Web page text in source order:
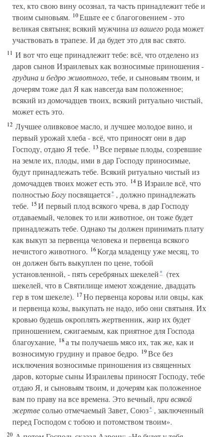
тех, кто свою вину осознал, та часть принадлежит тебе и
твоим сыновьям. 10Ешьте ее с благоговением - это
великая святыня; всякий мужчина из вашегорода может
участвовать в трапезе. И да будет это для вас свято.
11 И вот что еще принадлежит тебе: всё, что отделено из
даров сынов Израилевых как возносимые приношения -
грудина и бедро животного, тебе, и сыновьям твоим, и
дочерям тоже дал Я как навсегда вам положенное;
всякий из домочадцев твоих, всякий ритуально чистый,
может есть это.
12 Лучшее оливковое масло, и лучшее молодое вино, и
первый урожай хлеба - всё, что приносят они в дар
Господу, отдаю Я тебе. 13Все первые плоды, созревшие
на земле их, плоды, ими в дар Господу приносимые,
будут принадлежать тебе. Всякий ритуально чистый из
домочадцев твоих может есть это. 14В Израиле всё, что
полностью Богупосвящается* , должно принадлежать
тебе. 15И первый плод всякого чрева, в дар Господу
отдаваемый, человек то или животное, он тоже будет
принадлежать тебе. Однако ты должен принимать плату
как выкуп за первенца человека и первенца всякого
нечистого животного. 16Когда младенцу уже месяц, то
он должен быть выкуплен по цене, тобой
установленной, - пять серебряных шекелей *
(тех
шекелей, что в Святилище имеют хождение, двадцать
гер в том шекеле). 17Но первенца коровы или овцы, как
и первенца козы, выкупать не надо, ибо они святыня. Их
кровью будешь окроплять жертвенник, жир их будет
приношением, сжигаемым, как приятное для Господа
благоухание, 18а ты получаешь мясо их, так же, как и
возносимую грудину и правое бедро. 19Все без
исключения возносимые приношения из священных
даров, которые сыны Израилевы приносят Господу, тебе
отдаю Я, и сыновьям твоим, и дочерям как положенное
вам по праву на все времена. Это вечный, при всякой
жертвесолью отмечаемый Завет, Союз* , заключенный
перед Господом с тобою и потомством твоим».
20